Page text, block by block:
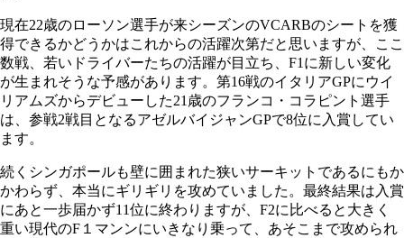
現在22歳のローソン選手が来シーズンのVCARBのシートを獲
得できるかどうかはこれからの活躍次第だと思いますが、ここ
数戦、若いドライバーたちの活躍が目立ち、F1に新しい変化
が生まれそうな予感があります。第16戦のイタリアGPにウイ
リアムズからデビューした21歳のフランコ・コラピント選手
は、参戦2戦目となるアゼルバイジャンGPで8位に入賞してい
ます。
続くシンガポールも壁に囲まれた狭いサーキットであるにもか
かわらず、本当にギリギリを攻めていました。最終結果は入賞
にあと一歩届かず11位に終わりますが、F2に比べると大きく
重い現代のF１マンンにいきなり乗って、あそこまで攻められ